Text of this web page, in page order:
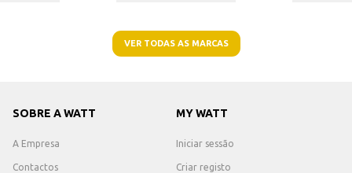
VER TODAS AS MARCAS
SOBRE A WATT
A Empresa
Contactos
MY WATT
Iniciar sessão
Criar registo